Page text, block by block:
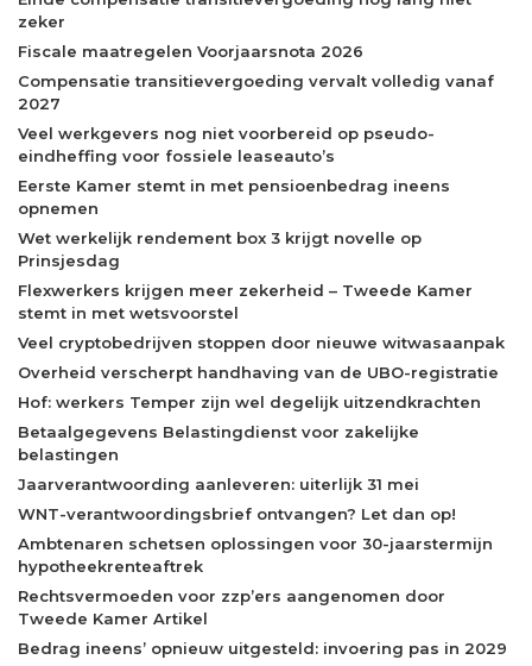
zeker
Fiscale maatregelen Voorjaarsnota 2026
Compensatie transitievergoeding vervalt volledig vanaf
2027
Veel werkgevers nog niet voorbereid op pseudo-
eindheffing voor fossiele leaseauto’s
Eerste Kamer stemt in met pensioenbedrag ineens
opnemen
Wet werkelijk rendement box 3 krijgt novelle op
Prinsjesdag
Flexwerkers krijgen meer zekerheid – Tweede Kamer
stemt in met wetsvoorstel
Veel cryptobedrijven stoppen door nieuwe witwasaanpak
Overheid verscherpt handhaving van de UBO-registratie
Hof: werkers Temper zijn wel degelijk uitzendkrachten
Betaalgegevens Belastingdienst voor zakelijke
belastingen
Jaarverantwoording aanleveren: uiterlijk 31 mei
WNT-verantwoordingsbrief ontvangen? Let dan op!
Ambtenaren schetsen oplossingen voor 30-jaarstermijn
hypotheekrenteaftrek
Rechtsvermoeden voor zzp’ers aangenomen door
Tweede Kamer Artikel
Bedrag ineens’ opnieuw uitgesteld: invoering pas in 2029